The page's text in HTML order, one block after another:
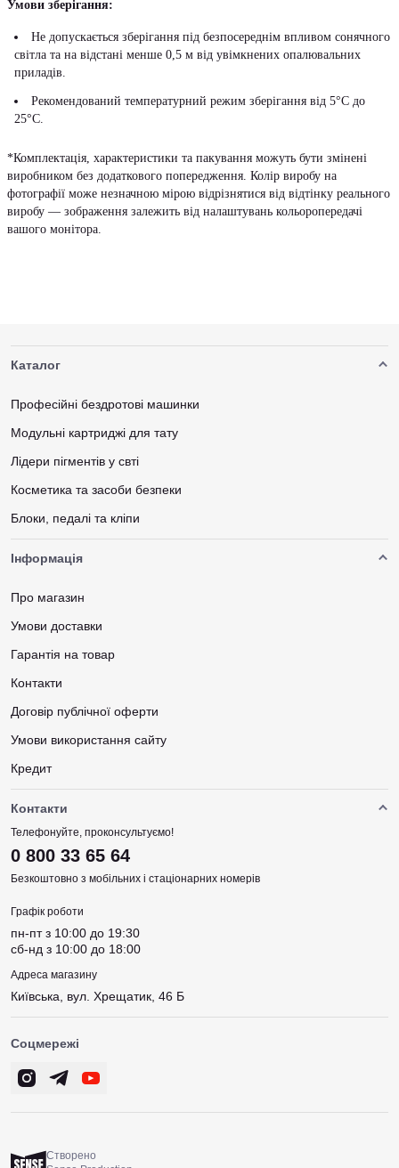
Умови зберігання:
Не допускається зберігання під безпосереднім впливом сонячного
світла та на відстані менше 0,5 м від увімкнених опалювальних
приладів.
Рекомендований температурний режим зберігання від 5°С до
25°С.
*Комплектація, характеристики та пакування можуть бути змінені
виробником без додаткового попередження. Колір виробу на
фотографії може незначною мірою відрізнятися від відтінку реального
виробу — зображення залежить від налаштувань кольоропередачі
вашого монітора.
Каталог
Професійні бездротові машинки
Модульні картриджі для тату
Лідери пігментів у свті
Косметика та засоби безпеки
Блоки, педалі та кліпи
Інформація
Про магазин
Умови доставки
Гарантія на товар
Контакти
Договір публічної оферти
Умови використання сайту
Кредит
Контакти
Телефонуйте, проконсультуємо!
0 800 33 65 64
Безкоштовно з мобільних і стаціонарних номерів
Графік роботи
пн-пт з 10:00 до 19:30
сб-нд з 10:00 до 18:00
Адреса магазину
Київська, вул. Хрещатик, 46 Б
Соцмережі
Створено